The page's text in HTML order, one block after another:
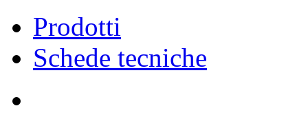
Prodotti
Schede tecniche